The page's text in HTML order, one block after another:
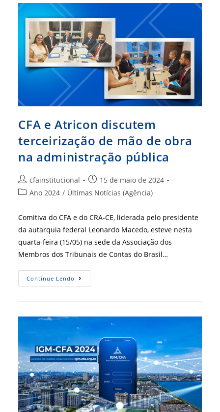
Do
Sistema
CFA/CRAs
Termina
Dia
24
CFA e Atricon discutem
terceirização de mão de obra
na administração pública
Autor
do
cfainstitucional
Post
publicado:
15 de maio de 2024
Categoria
post:
Ano 2024 / Últimas Notícias (Agência)
Comitiva do CFA e do CRA-CE, liderada pelo presidente
da autarquia federal Leonardo Macedo, esteve nesta
quarta-feira (15/05) na sede da Associação dos
Membros dos Tribunais de Contas do Brasil…
Continue Lendo CFA
E
Mão
De
Na
Administração
Pública